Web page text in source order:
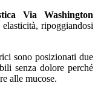
Via Washington
ripoggiandosi
sono posizionati due
senza dolore perché
alle mucose.